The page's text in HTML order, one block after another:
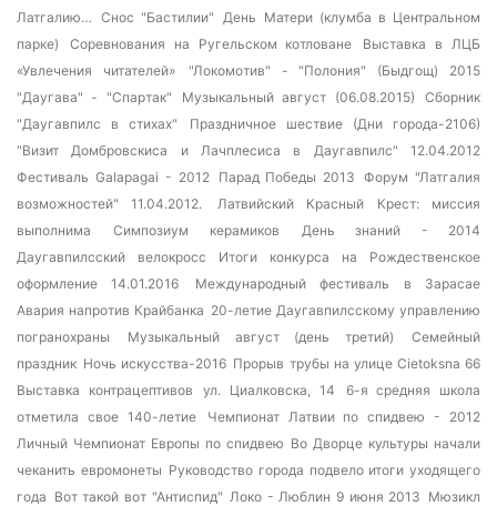
Латгалию…
Снос "Бастилии"
День Матери (клумба в Центральном
парке)
Соревнования на Ругельском котловане
Выставка в ЛЦБ
«Увлечения читателей»
"Локомотив" - "Полония" (Быдгощ) 2015
"Даугава" - "Спартак"
Музыкальный август (06.08.2015)
Сборник
"Даугавпилс в стихах"
Праздничное шествие (Дни города-2106)
"Визит Домбровскиса и Лачплесиса в Даугавпилс" 12.04.2012
Фестиваль Galapagai - 2012
Парад Победы 2013
Форум "Латгалия
возможностей" 11.04.2012.
Латвийский Красный Крест: миссия
выполнима
Симпозиум керамиков
День знаний - 2014
Даугавпилсский велокросс Итоги конкурса на Рождественское
оформление 14.01.2016
Международный фестиваль в Зарасае
Авария напротив Крайбанка 20-летие Даугавпилсскому управлению
погранохраны
Музыкальный август (день третий)
Семейный
праздник Ночь искусства-2016 Прорыв трубы на улице Cietoksna 66
Выставка контрацептивов
ул. Циалковска, 14
6-я средняя школа
отметила свое 140-летие
Чемпионат Латвии по спидвею - 2012
Личный Чемпионат Европы по спидвею Во Дворце культуры начали
чеканить евромонеты Руководство города подвело итоги уходящего
года Вот такой вот "Антиспид" Локо - Люблин 9 июня 2013 Мюзикл